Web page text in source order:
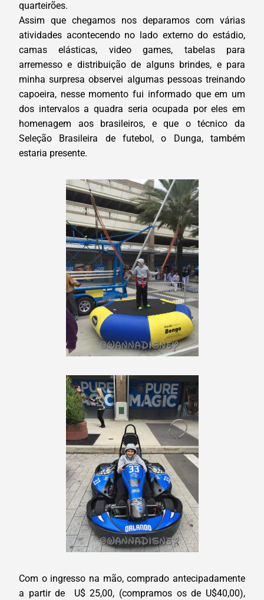
quarteirões.
Assim que chegamos nos deparamos com várias
atividades acontecendo no lado externo do estádio,
camas elásticas, video games, tabelas para
arremesso e distribuição de alguns brindes, e para
minha surpresa observei algumas pessoas treinando
capoeira, nesse momento fui informado que em um
dos intervalos a quadra seria ocupada por eles em
homenagem aos brasileiros, e que o técnico da
Seleção Brasileira de futebol, o Dunga, também
estaria presente.
Com o ingresso na mão, comprado antecipadamente
a partir de U$ 25,00, (compramos os de U$40,00),